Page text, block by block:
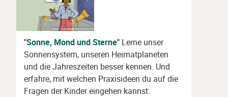
"Sonne, Mond und Sterne" Lerne unser
Sonnensystem, unseren Heimatplaneten
und die Jahreszeiten besser kennen. Und
erfahre, mit welchen Praxisideen du auf die
Fragen der Kinder eingehen kannst.